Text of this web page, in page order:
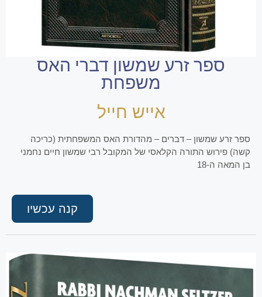
ספר זרע שמשון דברי האס
משפחת
אייש חייל
ספר זרע שמשון – דברים – מהדורת האס המשפחתית (כריכה
קשה) פירוש התורה הקלאסי של המקובל רבי שמשון חיים נחמני
בן המאה ה-18
קנה עכשיו